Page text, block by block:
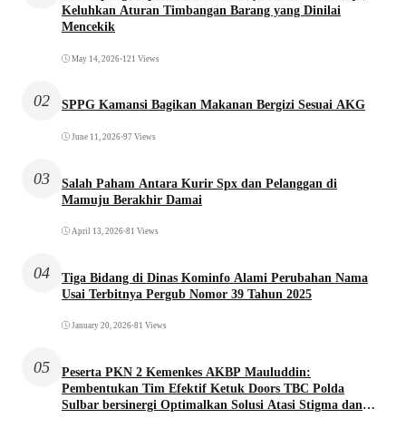
Keluhkan Aturan Timbangan Barang yang Dinilai
Mencekik
May 14, 2026•121 Views
02 SPPG Kamansi Bagikan Makanan Bergizi Sesuai AKG
June 11, 2026•97 Views
03
Salah Paham Antara Kurir Spx dan Pelanggan di
Mamuju Berakhir Damai
April 13, 2026•81 Views
04
Tiga Bidang di Dinas Kominfo Alami Perubahan Nama
Usai Terbitnya Pergub Nomor 39 Tahun 2025
January 20, 2026•81 Views
05
Peserta PKN 2 Kemenkes AKBP Mauluddin:
Pembentukan Tim Efektif Ketuk Doors TBC Polda
Sulbar bersinergi Optimalkan Solusi Atasi Stigma dan